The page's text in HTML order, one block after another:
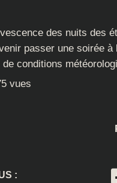
des nuits des
passer une soirée à
conditions
vues
: